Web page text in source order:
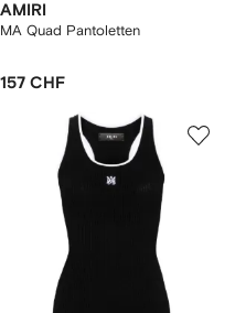
AMIRI
MA Quad Pantoletten
157 CHF